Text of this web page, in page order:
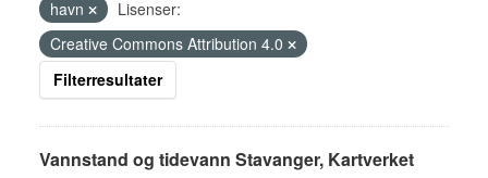
havn
Lisenser:
Creative Commons Attribution 4.0
Filterresultater
Vannstand og tidevann Stavanger, Kartverket